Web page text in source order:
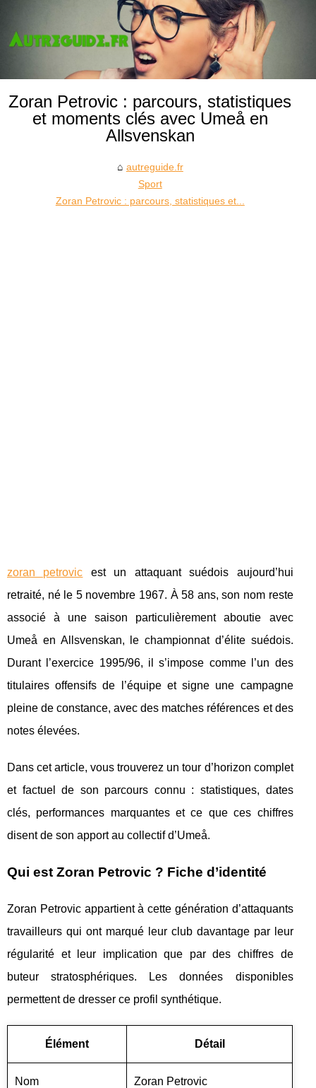
Zoran Petrovic : parcours, statistiques
et moments clés avec Umeå en
Allsvenskan
autreguide.fr
Sport
Zoran Petrovic : parcours, statistiques et...
zoran petrovic est un attaquant suédois aujourd’hui
retraité, né le 5 novembre 1967. À 58 ans, son nom reste
associé à une saison particulièrement aboutie avec
Umeå en Allsvenskan, le championnat d’élite suédois.
Durant l’exercice 1995/96, il s’impose comme l’un des
titulaires offensifs de l’équipe et signe une campagne
pleine de constance, avec des matches références et des
notes élevées.
Dans cet article, vous trouverez un tour d’horizon complet
et factuel de son parcours connu : statistiques, dates
clés, performances marquantes et ce que ces chiffres
disent de son apport au collectif d’Umeå.
Qui est Zoran Petrovic ? Fiche d’identité
Zoran Petrovic appartient à cette génération d’attaquants
travailleurs qui ont marqué leur club davantage par leur
régularité et leur implication que par des chiffres de
buteur stratosphériques. Les données disponibles
permettent de dresser ce profil synthétique.
Élément Détail
Nom Zoran Petrovic